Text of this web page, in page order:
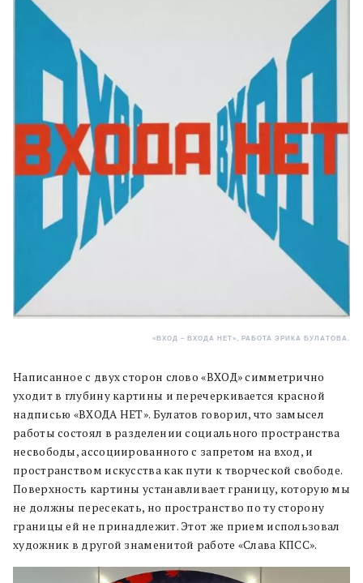
«ВХОД – ВХОДА НЕТ», РАБОТА ЭРИКА БУЛАТОВА.
Написанное с двух сторон слово «ВХОД» симметрично
уходит в глубину картины и перечеркивается красной
надписью «ВХОДА НЕТ». Булатов говорил, что замысел
работы состоял в разделении социального пространства
несвободы, ассоциированного с запретом на вход, и
пространством искусства как пути к творческой свободе.
Поверхность картины устанавливает границу, которую мы
не должны пересекать, но пространство по ту сторону
границы ей не принадлежит. Этот же прием использовал
художник в другой знаменитой работе «Слава КПСС».